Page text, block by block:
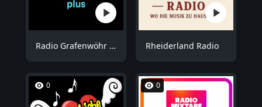
Radio Grafenwöhr - Plus Rheiderland Radio
0 0